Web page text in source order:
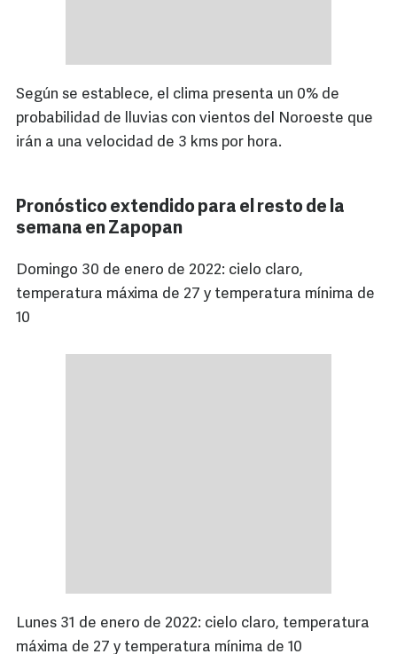
Según se establece, el clima presenta un 0% de
probabilidad de lluvias con vientos del Noroeste que
irán a una velocidad de 3 kms por hora.
Pronóstico extendido para el resto de la
semana en Zapopan
Domingo 30 de enero de 2022: cielo claro,
temperatura máxima de 27 y temperatura mínima de
10
Lunes 31 de enero de 2022: cielo claro, temperatura
máxima de 27 y temperatura mínima de 10